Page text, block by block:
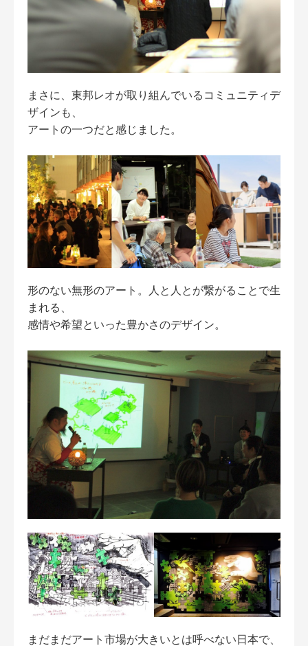
まさに、東邦レオが取り組んでいるコミュニティデ
ザインも、
アートの一つだと感じました。
形のない無形のアート。人と人とが繋がることで生
まれる、
感情や希望といった豊かさのデザイン。
まだまだアート市場が大きいとは呼べない日本で、